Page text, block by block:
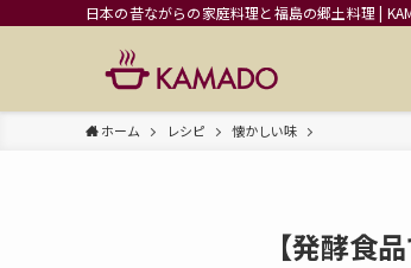
日本の昔ながらの家庭料理と福島の郷土料理 |
ホーム レシピ 懐かしい味
【発酵食